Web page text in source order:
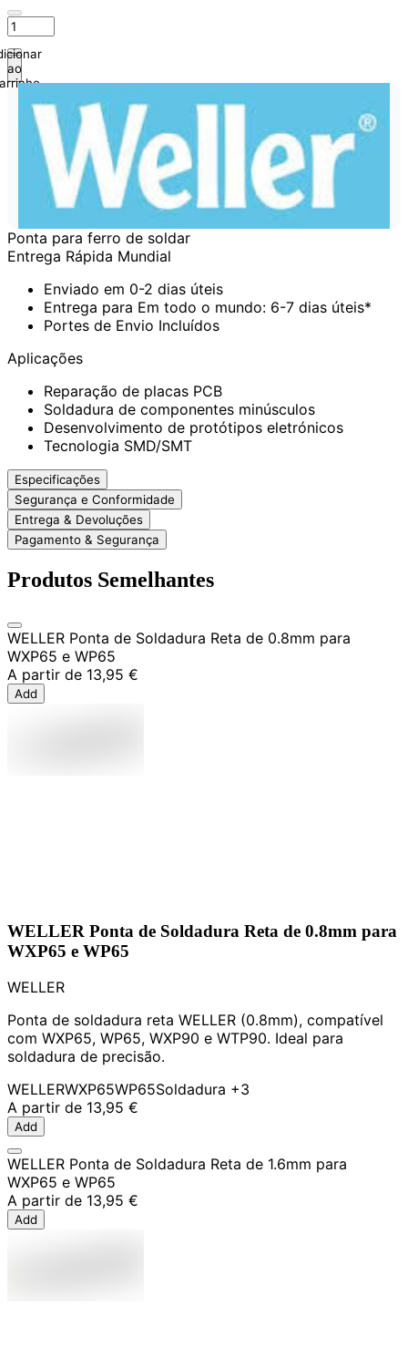
ao
Ponta para ferro de soldar
Entrega Rápida Mundial
Enviado em 0-2 dias úteis
Entrega para Em todo o mundo: 6-7 dias úteis*
Portes de Envio Incluídos
Aplicações
Reparação de placas PCB
Soldadura de componentes minúsculos
Desenvolvimento de protótipos eletrónicos
Tecnologia SMD/SMT
Especificações
Segurança e Conformidade
Entrega & Devoluções
Pagamento & Segurança
Produtos Semelhantes
WELLER Ponta de Soldadura Reta de 0.8mm para
WXP65 e WP65
A partir de 13,95 €
Add
WELLER Ponta de Soldadura Reta de 0.8mm para
WXP65 e WP65
WELLER
Ponta de soldadura reta WELLER (0.8mm), compatível
com WXP65, WP65, WXP90 e WTP90. Ideal para
soldadura de precisão.
WELLERWXP65WP65Soldadura +3
A partir de 13,95 €
Add
WELLER Ponta de Soldadura Reta de 1.6mm para
WXP65 e WP65
A partir de 13,95 €
Add